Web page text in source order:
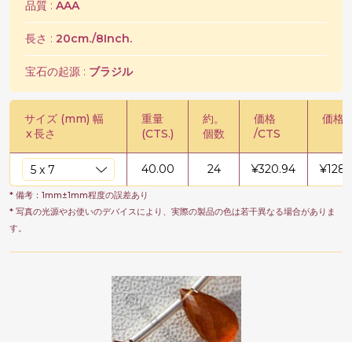
品質 : AAA
長さ : 20cm./8Inch.
宝石の起源 : ブラジル
サイズ (mm) 幅
x長さ
重量
(CTS.)
約。
個数
価格
/CTS
価格
40.00 24 ¥320.94 ¥
* 備考：1mm±1mm程度の誤差あり
* 写真の光源やお使いのデバイスにより、実際の製品の色は若干異なる場合がありま
す。